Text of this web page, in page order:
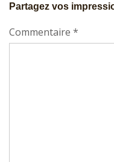
Partagez vos
Commentaire *